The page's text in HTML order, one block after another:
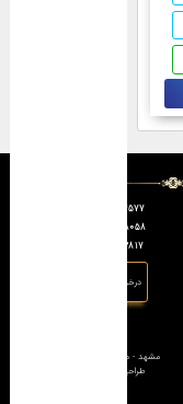
05137134577
09376808058
09159812817
درخواست تماس
مشهد - مجتمع ساینا طبقه یک -
طراحی سایت هامان وب